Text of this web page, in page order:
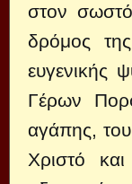
στον
δρόμος
ευγενικής
Γέρων
αγάπης,
Χριστό